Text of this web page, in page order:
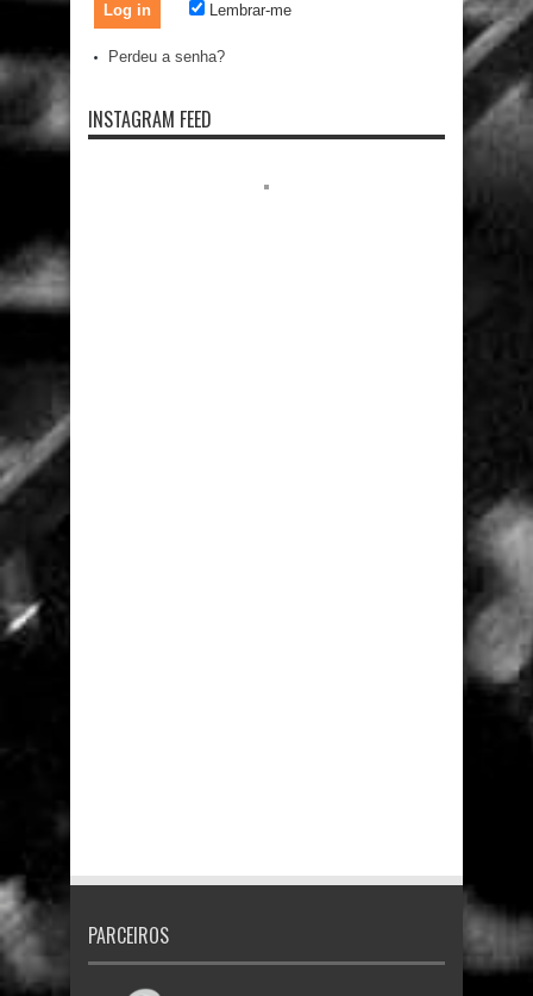
Lembrar-me
Perdeu a senha?
INSTAGRAM FEED
PARCEIROS